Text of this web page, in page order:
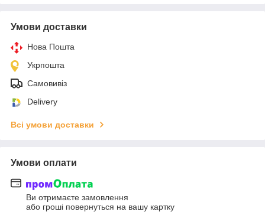
Умови доставки
Нова Пошта
Укрпошта
Самовивіз
Delivery
Всі умови доставки
Умови оплати
Ви отримаєте замовлення
або гроші повернуться на вашу картку